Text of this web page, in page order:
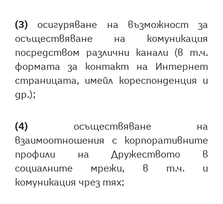
(3) осигуряване на възможност за
осъществяване на комуникация
посредством различни канали (в т.ч.
формата за контакт на Интернет
страницата, имейл кореспонденция и
др.);
(4) осъществяване на
взаимоотношения с корпоративните
профили на Дружеството в
социалните мрежи, в т.ч. и
комуникация чрез тях;